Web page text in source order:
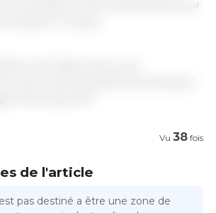
entre exploitants pour
de l'Agriculture, de
et de la Souveraineté alimentaire/
Vu 38 fois
de l'article
pas destiné a être une zone de